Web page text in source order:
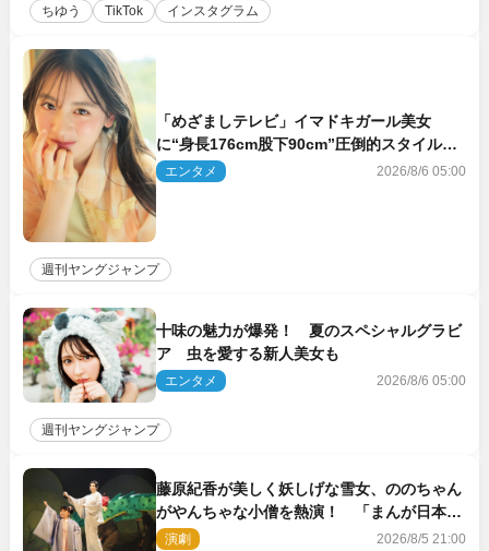
ちゆう TikTok インスタグラム
「めざましテレビ」イマドキガール美女
に“身長176cm股下90cm”圧倒的スタイルの
美女も ヤンジャン最新号
エンタメ 2026/8/6 05:00
週刊ヤングジャンプ
十味の魅力が爆発！ 夏のスペシャルグラビ
ア 虫を愛する新人美女も
エンタメ 2026/8/6 05:00
週刊ヤングジャンプ
藤原紀香が美しく妖しげな雪女、ののちゃん
がやんちゃな小僧を熱演！ 「まんが日本昔
ばなし」劇場開幕
演劇 2026/8/5 21:00